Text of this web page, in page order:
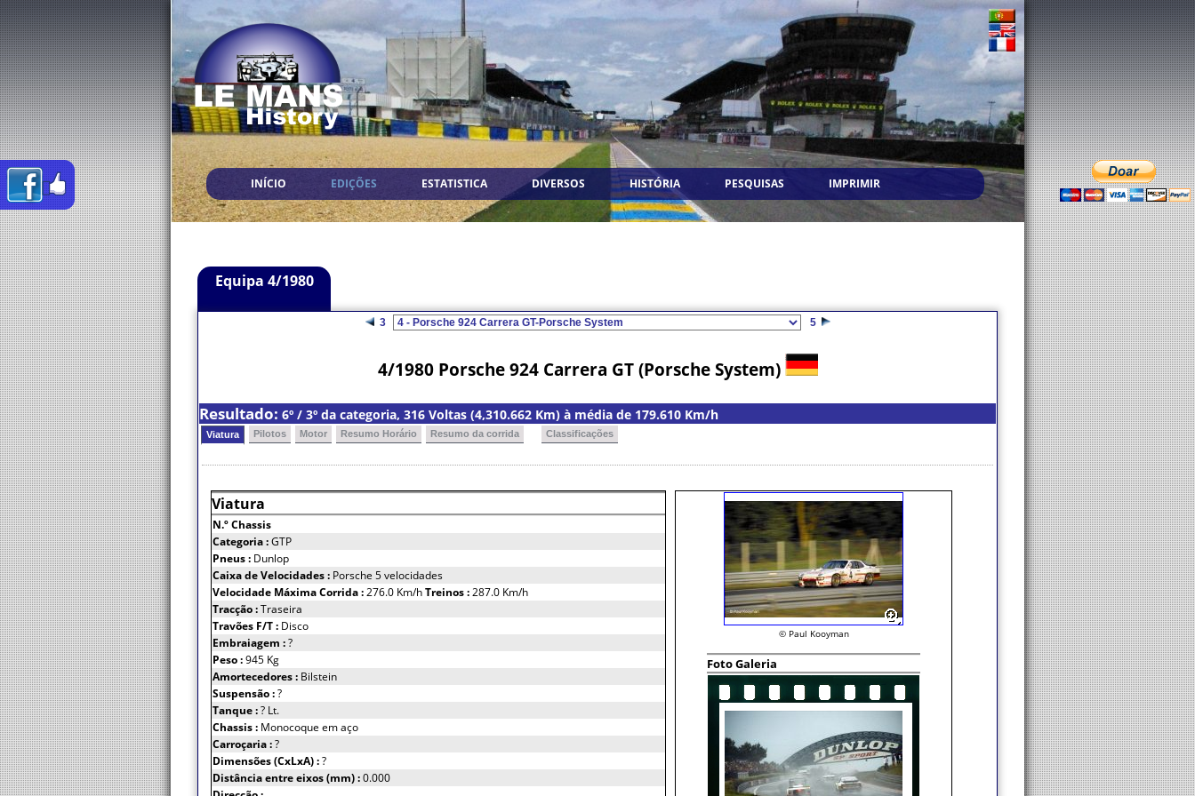
INÍCIO EDIÇÕES ESTATISTICA DIVERSOS HISTÓRIA PESQUISAS IMPRIMIR
Equipa 4/1980
3 5
4/1980 Porsche 924 Carrera GT (Porsche System)
Resultado: 6º / 3º da categoria, 316 Voltas (4,310.662 Km) à média de 179.610 Km/h
Viatura Pilotos Motor Resumo Horário Resumo da corrida Classificações
Viatura
N.º Chassis
Categoria :GTP
Pneus : Dunlop
Caixa de Velocidades : Porsche 5 velocidades
Velocidade Máxima Corrida :276.0 Km/hTreinos :287.0 Km/h
Tracção :Traseira
Travões F/T : Disco
Embraiagem :?
Peso :945 Kg
Amortecedores : Bilstein
Suspensão :?
Tanque :? Lt.
Chassis : Monocoque em aço
Carroçaria :?
Dimensões (CxLxA) :?
Distância entre eixos (mm) :0.000
© Paul Kooyman
Foto Galeria